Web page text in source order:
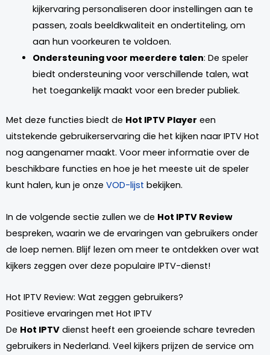
kijkervaring personaliseren door instellingen aan te
passen, zoals beeldkwaliteit en ondertiteling, om
aan hun voorkeuren te voldoen.
Ondersteuning voor meerdere talen: De speler
biedt ondersteuning voor verschillende talen, wat
het toegankelijk maakt voor een breder publiek.
Met deze functies biedt de Hot IPTV Player een
uitstekende gebruikerservaring die het kijken naar IPTV Hot
nog aangenamer maakt. Voor meer informatie over de
beschikbare functies en hoe je het meeste uit de speler
kunt halen, kun je onze VOD-lijst bekijken.
In de volgende sectie zullen we de Hot IPTV Review
bespreken, waarin we de ervaringen van gebruikers onder
de loep nemen. Blijf lezen om meer te ontdekken over wat
kijkers zeggen over deze populaire IPTV-dienst!
Hot IPTV Review: Wat zeggen gebruikers?
Positieve ervaringen met Hot IPTV
De Hot IPTV dienst heeft een groeiende schare tevreden
gebruikers in Nederland. Veel kijkers prijzen de service om